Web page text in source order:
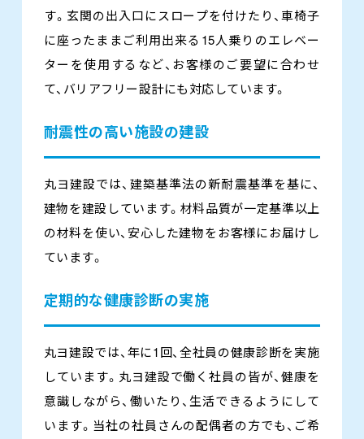
す。玄関の出入口にスロープを付けたり、車椅子
に座ったままご利用出来る15人乗りのエレベー
ターを使用するなど、お客様のご要望に合わせ
て、バリアフリー設計にも対応しています。
耐震性の高い施設の建設
丸ヨ建設では、建築基準法の新耐震基準を基に、
建物を建設しています。材料品質が一定基準以上
の材料を使い、安心した建物をお客様にお届けし
ています。
定期的な健康診断の実施
丸ヨ建設では、年に1回、全社員の健康診断を実施
しています。丸ヨ建設で働く社員の皆が、健康を
意識しながら、働いたり、生活できるようにして
います。当社の社員さんの配偶者の方でも、ご希